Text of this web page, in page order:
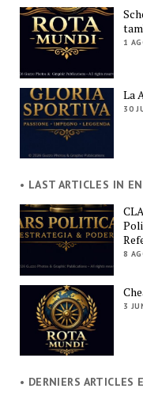
1
La
30
• LAST ARTICLES IN
8
3
• DERNIERS ARTICLES